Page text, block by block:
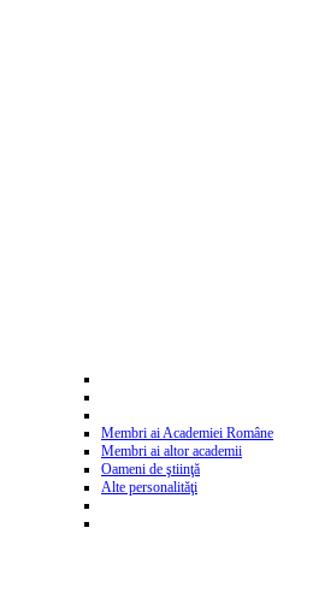
Membri ai Academiei Române
Membri ai altor academii
Oameni de ştiinţă
Alte personalităţi